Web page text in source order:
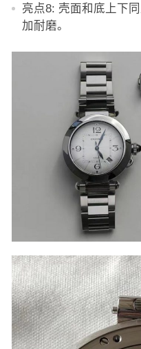
亮点8: 壳面和底上下
加耐磨。